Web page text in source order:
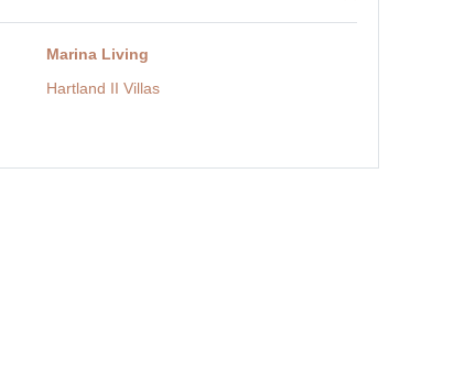
Marina Living
Hartland II Villas